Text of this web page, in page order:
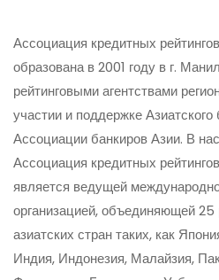
Ассоциация кредитных
образована в 2001 году в г.
рейтинговыми агентствами
участии и поддержке
Ассоциации банкиров Азии. В
Ассоциация кредитных
является ведущей
организацией, объединяющей 25
азиатских стран таких, как
Индия, Индонезия, Малайзия,